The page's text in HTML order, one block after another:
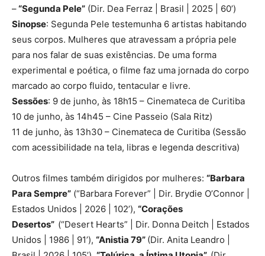
–“Segunda Pele” (Dir. Dea Ferraz | Brasil | 2025 | 60’)
Sinopse: Segunda Pele testemunha 6 artistas habitando
seus corpos. Mulheres que atravessam a própria pele
para nos falar de suas existências. De uma forma
experimental e poética, o filme faz uma jornada do corpo
marcado ao corpo fluido, tentacular e livre.
Sessões: 9 de junho, às 18h15 – Cinemateca de Curitiba
10 de junho, às 14h45 – Cine Passeio (Sala Ritz)
11 de junho, às 13h30 – Cinemateca de Curitiba (Sessão
com acessibilidade na tela, libras e legenda descritiva)
Outros filmes também dirigidos por mulheres: “Barbara
Para Sempre” (“Barbara Forever” | Dir. Brydie O’Connor |
Estados Unidos | 2026 | 102’), “Corações
Desertos” (“Desert Hearts” | Dir. Donna Deitch | Estados
Unidos | 1986 | 91’), “Anistia 79” (Dir. Anita Leandro |